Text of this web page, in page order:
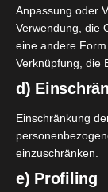
Januar 18,
Wellness
Anpassung oder
Verwendung, die
eine andere
Verknüpfung, die
d)
Einschränkung
einzuschränken.
e) Profiling